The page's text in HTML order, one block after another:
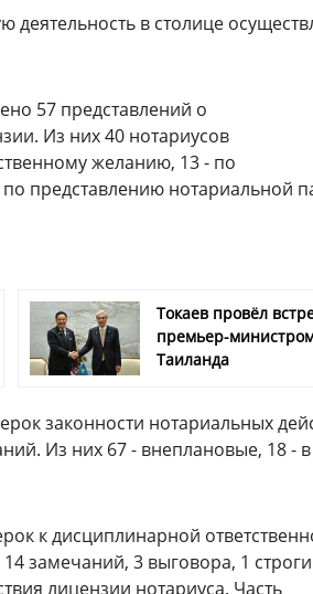
деятельность в столице
57 представлений о
Из них 40 нотариусов
желанию, 13 - по
представлению нотариальной
Токаев провёл
премьер-
Таиланда
законности нотариальных
Из них 67 - внеплановые, 18 - в
к дисциплинарной
замечаний, 3 выговора, 1
лицензии нотариуса. Часть